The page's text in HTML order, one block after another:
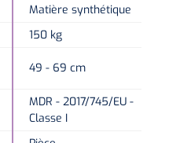
Matière synthétique
150 kg
49 - 69 cm
MDR - 2017/745/EU -
Classe I